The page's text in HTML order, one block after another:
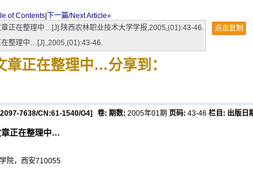
of Contents
下一篇/Next Article»
正在整理中…[J].陕西农林职业技术大学学报,2005,(01):43-46.
整理中…[J].,2005,(01):43-46.
点击复制
章正在整理中…分享到：
2097-7638/CN:61-1540/G4] 卷: 期数: 2005年01期 页码: 43-46 栏目: 出版日
章正在整理中…
院，西安710055